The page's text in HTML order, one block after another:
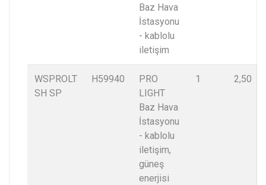
Baz Hava
İstasyonu
- kablolu
iletişim
WSPROLT
SH SP
H59940
PRO
LIGHT
Baz Hava
İstasyonu
- kablolu
iletişim,
güneş
enerjisi
1 2,50